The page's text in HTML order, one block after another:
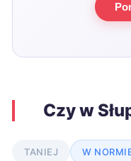
Czy w
TANIEJ W